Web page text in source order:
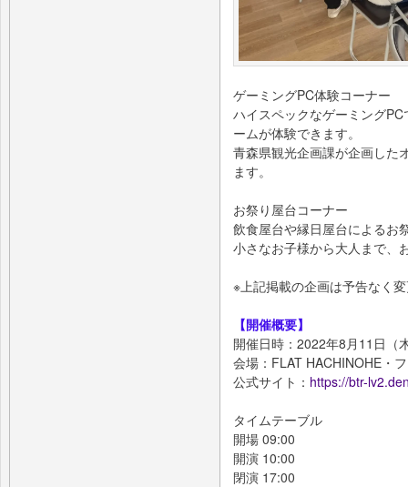
ゲーミングPC体験コーナー
ハイスペックなゲーミング
ームが体験できます。
青森県観光企画課が企画した
ます。
お祭り屋台コーナー
飲食屋台や縁日屋台によるお
小さなお子様から大人まで、
※上記掲載の企画は予告なく
【開催概要】
開催日時：2022年8月11日
会場：FLAT HACHINOHE・
公式サイト： https://btr-
タイムテーブル
開場 09:00
開演 10:00
閉演 17:00